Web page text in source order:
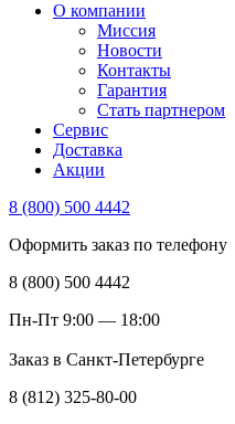
О компании
Миссия
Новости
Контакты
Гарантия
Стать партнером
Сервис
Доставка
Акции
8 (800) 500 4442
Оформить заказ по телефону
8 (800) 500 4442
Пн-Пт 9:00 — 18:00
Заказ в Санкт-Петербурге
8 (812) 325-80-00